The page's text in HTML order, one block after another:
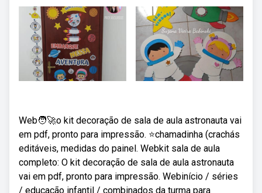
Web🧑‍🚀o kit decoração de sala de aula astronauta vai
em pdf, pronto para impressão. ⭐chamadinha (crachás
editáveis, medidas do painel. Webkit sala de aula
completo: O kit decoração de sala de aula astronauta
vai em pdf, pronto para impressão. Webinício / séries
/ educação infantil / combinados da turma para